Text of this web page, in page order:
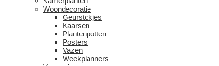
Woondecoratie
Geurstokjes
Kaarsen
Plantenpotten
Posters
Vazen
Weekplanners